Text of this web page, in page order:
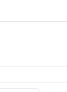
Προσθήκη